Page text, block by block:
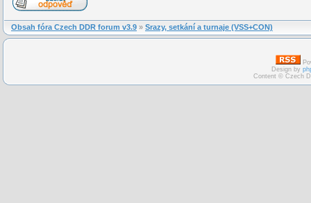
Obsah fóra Czech DDR forum v3.9 » Srazy, setkání a turnaje (VSS+CON)
Design by
Content © Czech